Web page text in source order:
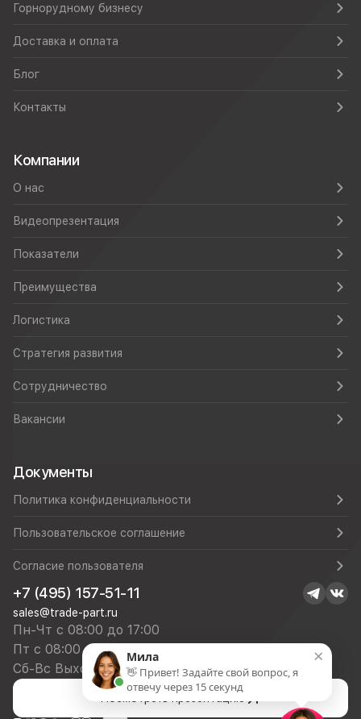
Горнорудному бизнесу
Доставка и оплата
Блог
Контакты
Компании
О нас
Видеопрезентация
Показатели
Преимущества
Логистика
Стратегия развития
Сотрудничество
Вакансии
Документы
Политика конфиденциальности
Пользовательское соглашение
Согласие пользователя
+7 (495) 157-51-11
sales@trade-part.ru
Пн-Чт с 08:00 до 17:00
Пт с 08:00 до 16:00
Сб-Вс Выходной
×
Мила
👋 Привет! Задайте свой вопрос, я
отвечу через 15 секунд